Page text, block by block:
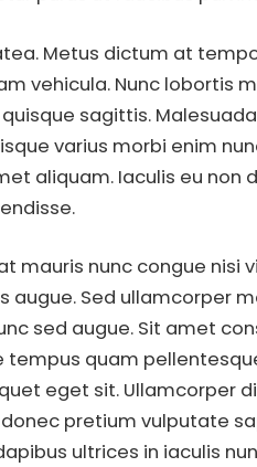
Metus dictum at
vehicula. Nunc lobortis
sagittis.
varius morbi enim
aliquam. Iaculis eu non
mauris nunc congue nisi
augue. Sed ullamcorper
sed augue. Sit amet
quam
eget sit. Ullamcorper
pretium vulputate
ultrices in iaculis